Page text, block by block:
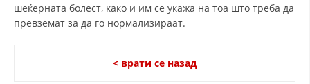
РАКОВОДЕН ОДБОР
шеќерната болест, како и им се укажа на тоа што треба да
превземат за да го нормализираат.
< врати се назад